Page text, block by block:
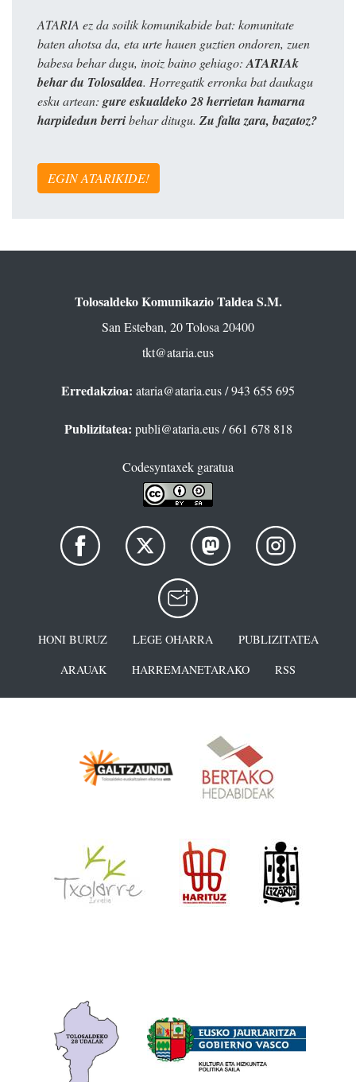
ATARIA ez da soilik komunikabide bat: komunitate
baten ahotsa da, eta urte hauen guztien ondoren, zuen
babesa behar dugu, inoiz baino gehiago:ATARIAk
behar du Tolosaldea. Horregatik erronka bat daukagu
esku artean: gure eskualdeko 28 herrietan hamarna
harpidedun berribehar ditugu. Zu falta zara, bazatoz?
EGIN ATARIKIDE!
Tolosaldeko Komunikazio Taldea S.M.
San Esteban, 20 Tolosa 20400
tkt@ataria.eus
Erredakzioa: ataria@ataria.eus/ 943 655 695
Publizitatea: publi@ataria.eus/ 661 678 818
Codesyntaxek garatua
HONI BURUZ LEGE OHARRA
PUBLIZITATEA
ARAUAK
HARREMANETARAKO RSS